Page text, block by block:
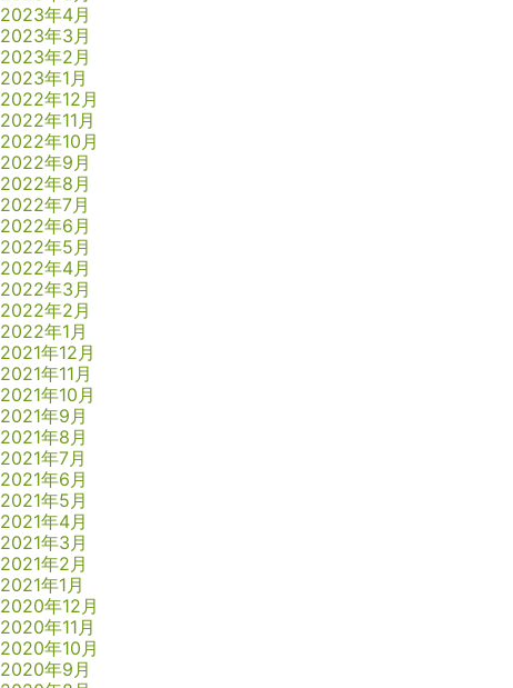
2023年4月
2023年3月
2023年2月
2023年1月
2022年12月
2022年11月
2022年10月
2022年9月
2022年8月
2022年7月
2022年6月
2022年5月
2022年4月
2022年3月
2022年2月
2022年1月
2021年12月
2021年11月
2021年10月
2021年9月
2021年8月
2021年7月
2021年6月
2021年5月
2021年4月
2021年3月
2021年2月
2021年1月
2020年12月
2020年11月
2020年10月
2020年9月